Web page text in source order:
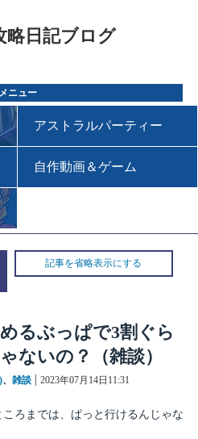
略日記ブログ
メニュー
アストラルパーティー
自作動画＆ゲーム
記事を省略表示にする
るぶっぱで3割ぐら
ないの？（雑談）
、 雑談
投
日:
2023年07月14日11:31
ろまでは、ぱっと行けるんじゃな